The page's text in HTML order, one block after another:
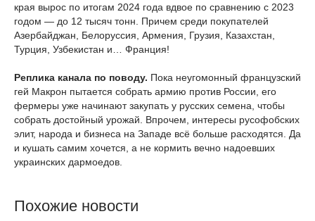
края вырос по итогам 2024 года вдвое по сравнению с 2023
годом — до 12 тысяч тонн. Причем среди покупателей
Азербайджан, Белоруссия, Армения, Грузия, Казахстан,
Турция, Узбекистан и… Франция!
Реплика канала по поводу. Пока неугомонный французский
гей Макрон пытается собрать армию против России, его
фермеры уже начинают закупать у русских семена, чтобы
собрать достойный урожай. Впрочем, интересы русофобских
элит, народа и бизнеса на Западе всё больше расходятся. Да
и кушать самим хочется, а не кормить вечно надоевших
украинских дармоедов.
Похожие новости